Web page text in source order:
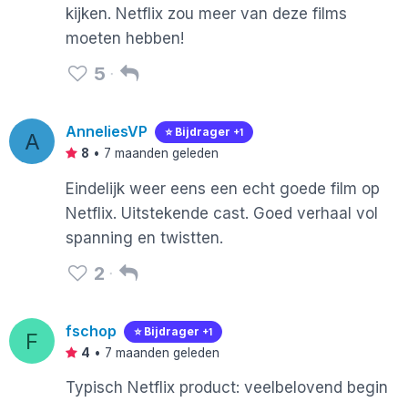
kijken. Netflix zou meer van deze films
moeten hebben!
5
A AnneliesVP ⭐️ Bijdrager +1
8 • 7 maanden geleden
Eindelijk weer eens een echt goede film op
Netflix. Uitstekende cast. Goed verhaal vol
spanning en twistten.
2
F fschop ⭐️ Bijdrager +1
4 • 7 maanden geleden
Typisch Netflix product: veelbelovend begin